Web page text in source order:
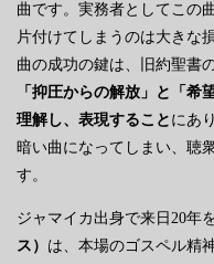
曲です。実務者としてこの
片付けてしまうのは大きな
曲の成功の鍵は、旧約聖書
「抑圧からの解放」と「希
理解し、表現すること にあ
暗い曲になってしまい、聴
す。
ジャマイカ出身で来日20年
ス） は、本場のゴスペル精